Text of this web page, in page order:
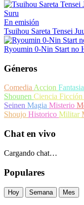
En emisión
Tsuihou Sareta Tensei
Ryoumin 0-Nin Start no
Géneros
ComediaAccion Fantasia
Shounen Ciencia Ficción
Seinen Magia Misterio
Shoujo Historico Militar
Chat en vivo
Cargando chat…
Populares
Hoy Semana Mes